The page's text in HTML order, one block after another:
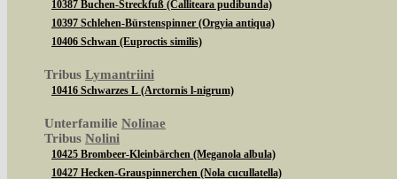
10387 Buchen-Streckfuß (Calliteara pudibunda)
10397 Schlehen-Bürstenspinner (Orgyia antiqua)
10406 Schwan (Euproctis similis)
Tribus Lymantriini
10416 Schwarzes L (Arctornis l-nigrum)
Unterfamilie Nolinae
Tribus Nolini
10425 Brombeer-Kleinbärchen (Meganola albula)
10427 Hecken-Grauspinnerchen (Nola cucullatella)